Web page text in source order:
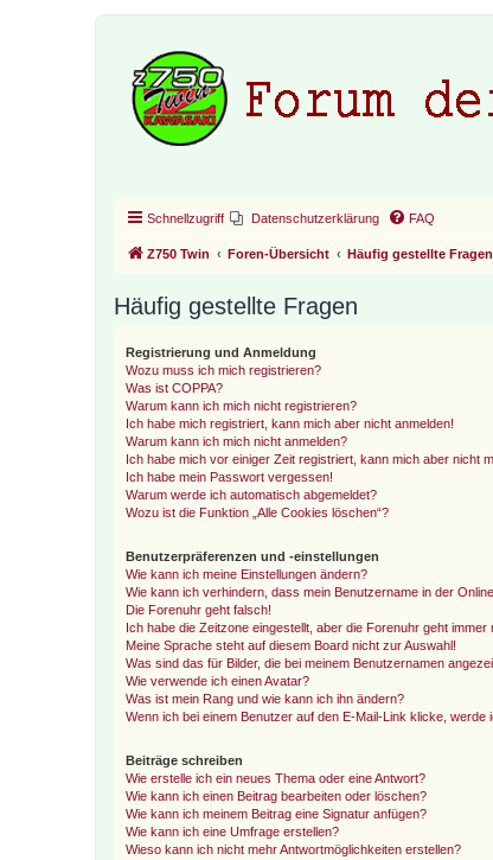
Schnellzugriff Datenschutzerklärung FAQ
Z750 Twin Foren-Übersicht Häufig gestellte Fragen
Häufig gestellte Fragen
Registrierung und Anmeldung
Wozu muss ich mich registrieren?
Was ist COPPA?
Warum kann ich mich nicht registrieren?
Ich habe mich registriert, kann mich aber nicht anmelden!
Warum kann ich mich nicht anmelden?
Ich habe mich vor einiger Zeit registriert, kann mich aber nicht
Ich habe mein Passwort vergessen!
Warum werde ich automatisch abgemeldet?
Wozu ist die Funktion „Alle Cookies löschen“?
Benutzerpräferenzen und -einstellungen
Wie kann ich meine Einstellungen ändern?
Wie kann ich verhindern, dass mein Benutzername in der
Die Forenuhr geht falsch!
Ich habe die Zeitzone eingestellt, aber die Forenuhr geht immer
Meine Sprache steht auf diesem Board nicht zur Auswahl!
Was sind das für Bilder, die bei meinem Benutzernamen
Wie verwende ich einen Avatar?
Was ist mein Rang und wie kann ich ihn ändern?
Wenn ich bei einem Benutzer auf den E-Mail-Link klicke, werde
Beiträge schreiben
Wie erstelle ich ein neues Thema oder eine Antwort?
Wie kann ich einen Beitrag bearbeiten oder löschen?
Wie kann ich meinem Beitrag eine Signatur anfügen?
Wie kann ich eine Umfrage erstellen?
Wieso kann ich nicht mehr Antwortmöglichkeiten erstellen?